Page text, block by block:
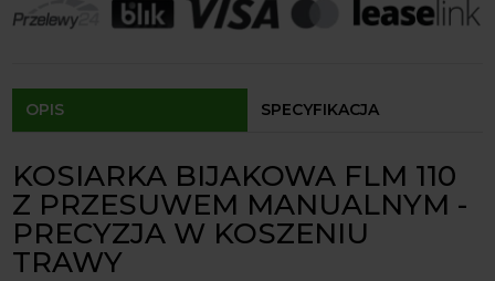
4Farmer
Agrol transport: 200 zł
Agrol transport gabaryty: ustalane indywidualnie
Dostępność form dostawy i ceny uzależniona od produktu.
OPIS SPECYFIKACJA
KOSIARKA BIJAKOWA FLM 110
Z PRZESUWEM MANUALNYM -
PRECYZJA W KOSZENIU
TRAWY